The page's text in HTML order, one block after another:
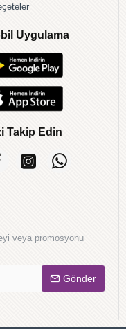
Uygulama
Takip Edin
veya promosyonu
Gönder